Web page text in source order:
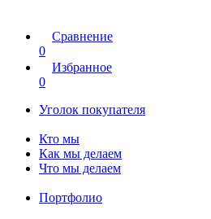
Сравнение
0
Избранное
0
Уголок покупателя
Кто мы
Как мы делаем
Что мы делаем
Портфолио